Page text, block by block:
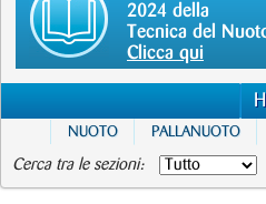
2024 della
Tecnica del
Clicca qui
NUOTO PALLANUOTO
Cerca tra le sezioni: